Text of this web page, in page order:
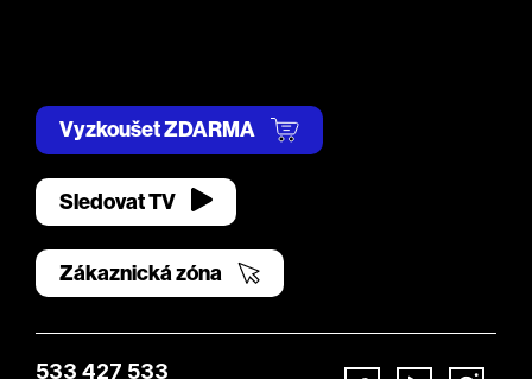
Vyzkoušet ZDARMA
Sledovat TV
Zákaznická zóna
533 427 533